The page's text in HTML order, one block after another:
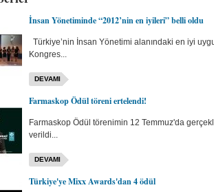
İnsan Yönetiminde “2012’nin en iyileri” belli oldu
Türkiye’nin İnsan Yönetimi alanındaki en iyi
Kongres...
DEVAMI
Farmaskop Ödül töreni ertelendi!
Farmaskop Ödül törenimin 12 Temmuz'da
verildi...
DEVAMI
Türkiye'ye Mixx Awards'dan 4 ödül